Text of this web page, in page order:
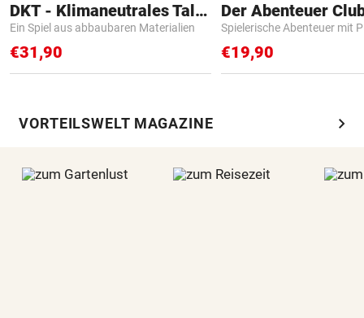
DKT - Klimaneutrales Talent
Ein Spiel aus abbaubaren Materialien
€31,90
Der Abenteuer
Spielerische Abenteuer mit
€19,90
VORTEILSWELT MAGAZINE chevron_right